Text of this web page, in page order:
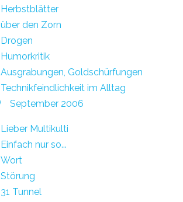
Herbstblätter
über den Zorn
Drogen
Humorkritik
Ausgrabungen, Goldschürfungen
Technikfeindlichkeit im Alltag
September 2006
Lieber Multikulti
Einfach nur so...
Wort
Störung
31 Tunnel